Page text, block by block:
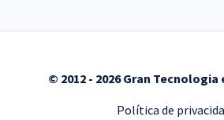
© 2012 - 2026 Gran Tecnologia
Política de